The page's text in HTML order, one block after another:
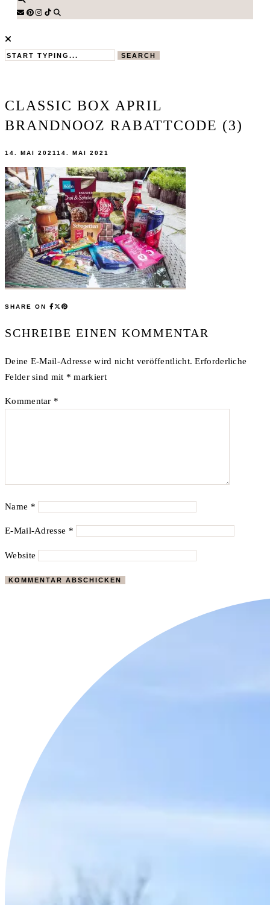
SEARCH
CLASSIC BOX APRIL
BRANDNOOZ RABATTCODE (3)
14. MAI 2021 14. MAI 2021
SHARE ON
SCHREIBE EINEN KOMMENTAR
Deine E-Mail-Adresse wird nicht veröffentlicht. Erforderliche
Felder sind mit * markiert
Kommentar *
Name *
E-Mail-Adresse *
Website